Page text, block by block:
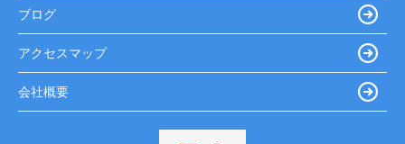
ブログ
アクセスマップ
会社概要